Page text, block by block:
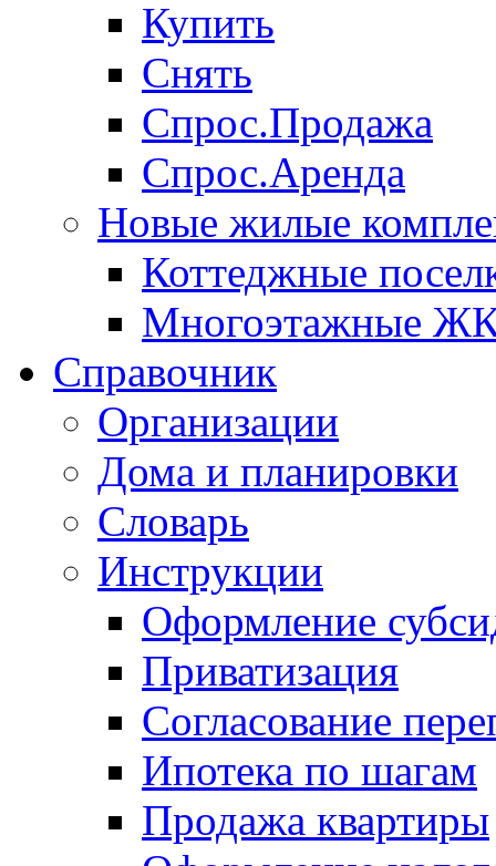
Купить
Снять
Спрос.Продажа
Спрос.Аренда
Новые жилые
Коттеджные
Многоэтажные
Справочник
Организации
Дома и планировки
Словарь
Инструкции
Оформление
Приватизация
Согласование
Ипотека по шагам
Продажа квартиры